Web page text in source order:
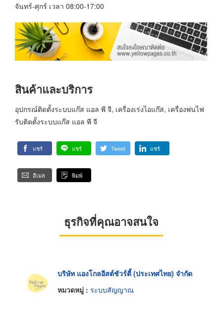
จันทร์-ศุกร์ เวลา 08:00-17:00
สินค้าและบริการ
อุปกรณ์ติดตั้งระบบแก๊ส แอล พี จี, เครื่องเร่งไอแก๊ส, เครื่องพ่นไฟ
รับติดตั้งระบบแก๊ส แอล พี จี
แชร์ แชร์ Tweet แชร์
อีเมล พิมพ์
ธุรกิจที่คุณอาจสนใจ
บริษัท แองโกลอีสต์ชัวร์ตี้ (ประเทศไทย) จำกัด
หมวดหมู่ : ระบบสัญญาณ